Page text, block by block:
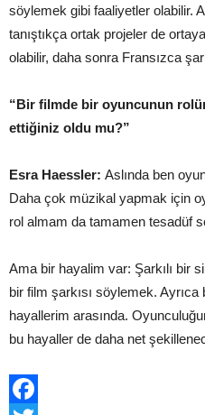
söylemek gibi faaliyetler olabilir.
tanıştıkça ortak projeler de
olabilir, daha sonra Fransızca
“Bir filmde bir oyuncunun
ettiğiniz oldu mu?”
Esra Haessler: Aslında ben
Daha çok müzikal yapmak için
rol almam da tamamen tesadüf
Ama bir hayalim var: Şarkılı bir
bir film şarkısı söylemek.
hayallerim arasında.
bu hayaller de daha net